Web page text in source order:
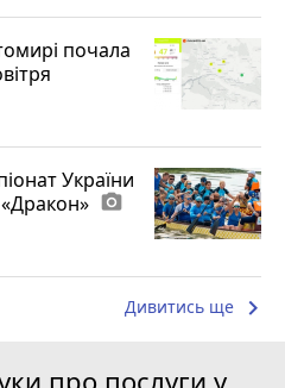
почала
України
photo_camera
Дивитись ще keyboard_arrow_right